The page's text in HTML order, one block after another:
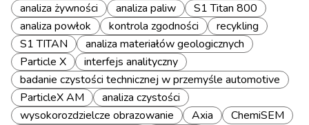
analiza żywności
analiza paliw
S1 Titan 800
analiza powłok
kontrola zgodności
recykling
S1 TITAN
analiza materiałów geologicznych
Particle X
interfejs analityczny
badanie czystości technicznej w przemyśle automotive
ParticleX AM
analiza czystości
wysokorozdzielcze obrazowanie
Axia
ChemiSEM